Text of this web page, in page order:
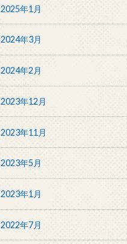
2025年1月
2024年3月
2024年2月
2023年12月
2023年11月
2023年5月
2023年1月
2022年7月